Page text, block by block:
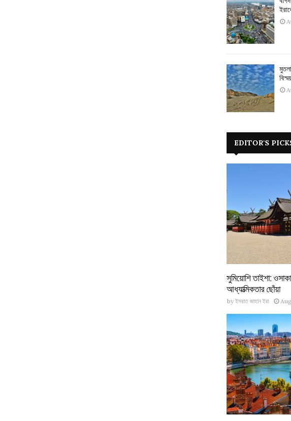
বিস্ময়
EDITOR'S
সুমিয়োশি তাইশা:
আধ্যাত্মিকতার ছোঁয়া
by ইসরাত জাহান ইরা